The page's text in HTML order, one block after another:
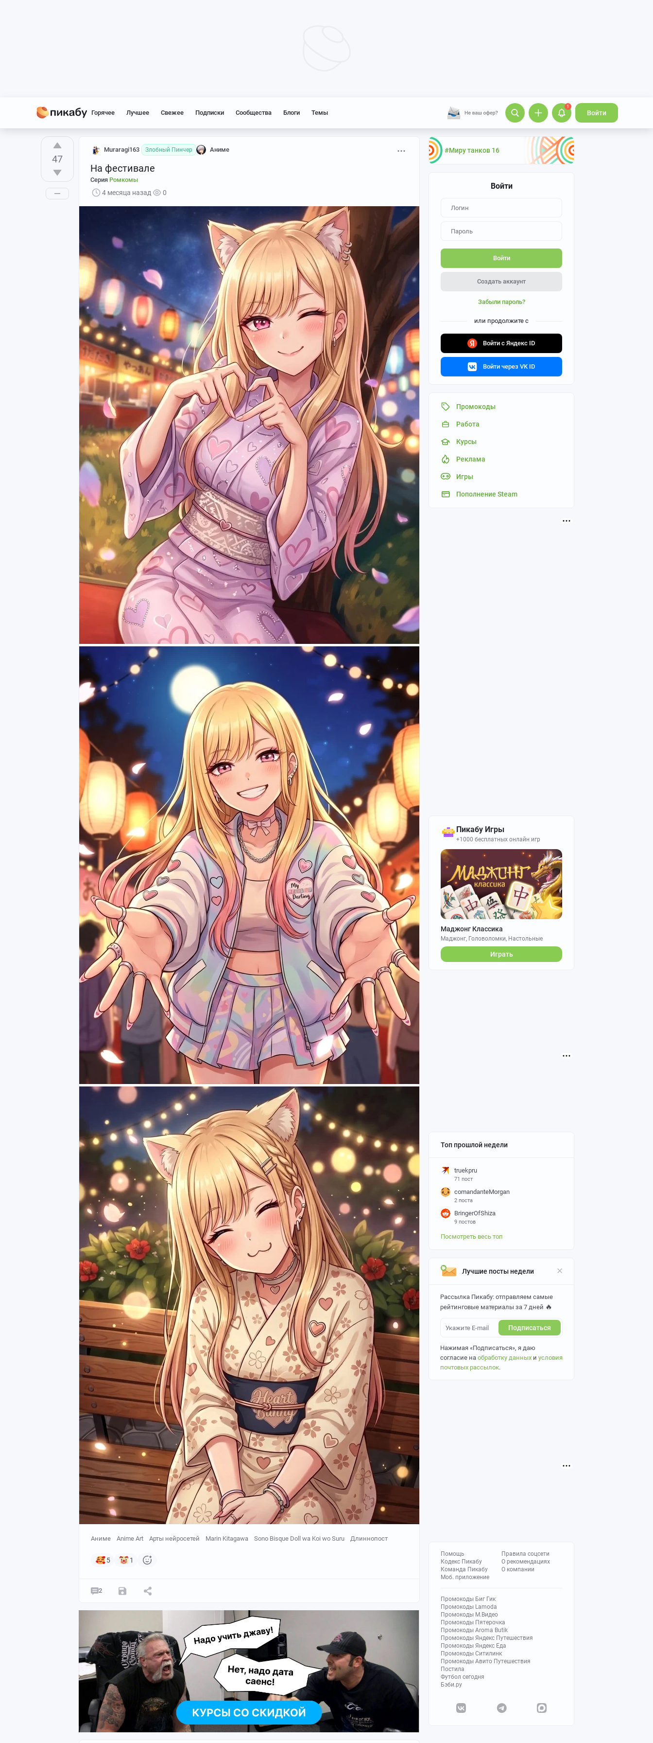
Горячее Лучшее Свежее Подписки Сообщества Блоги Темы
1
Войти
#Миру танков 16
Войти
Войти
Создать аккаунт
Забыли пароль?
или продолжите с
Войти с Яндекс ID
Войти через VK ID
Промокоды
Работа
Курсы
Реклама
Игры
Пополнение Steam
Пикабу Игры
+1000 бесплатных онлайн игр
Маджонг Классика
Маджонг, Головоломки, Настольные
Играть
Топ прошлой недели
truekpru
71 пост
comandanteMorgan
2 поста
BringerOfShiza
9 постов
Посмотреть весь топ
Лучшие посты недели
Рассылка Пикабу: отправляем самые
рейтинговые материалы за 7 дней 🔥
Подписаться
Нажимая «Подписаться», я даю
согласие на обработку данных и условия
почтовых рассылок.
Помощь
Кодекс Пикабу
Команда Пикабу
Моб. приложение
Правила соцсети
О рекомендациях
О компании
Промокоды Биг Гик
Промокоды Lamoda
Промокоды М.Видео
Промокоды Пятерочка
Промокоды Aroma Butik
Промокоды Яндекс Путешествия
Промокоды Яндекс Еда
Промокоды Ситилинк
Промокоды Авито Путешествия
Постила
Футбол сегодня
Бэби.ру
47
Muraragi163 Злобный Пинчер Аниме
На фестивале
Серия Ромкомы
4 месяца назад 0
Аниме Anime Art Арты нейросетей Marin Kitagawa Sono Bisque Doll wa Koi wo Suru Длиннопост
5 1
2